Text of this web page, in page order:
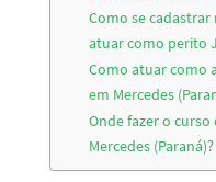
Como se
atuar como perito
Como atuar como
em Mercedes
Onde fazer o
Mercedes (Paraná)?